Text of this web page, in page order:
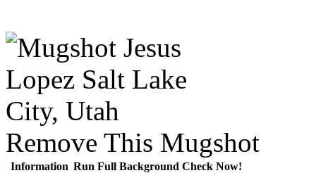
Remove This Mugshot
Information Run Full Background Check Now!